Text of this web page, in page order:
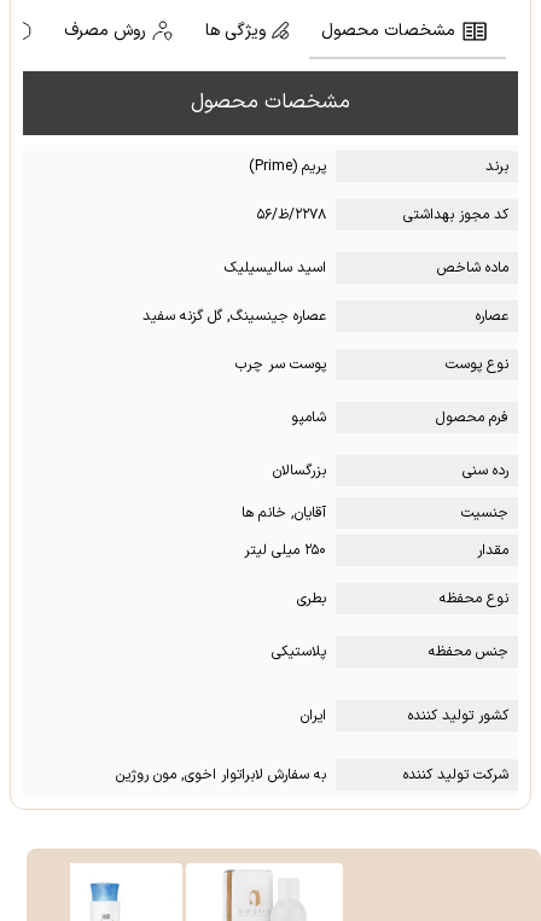
مشخصات محصول ویژگی ها روش مصرف
مشخصات محصول
برند پریم (Prime)
کد مجوز بهداشتی ۲۲۷۸/ظ/۵۶
ماده شاخص اسید سالیسیلیک
عصاره عصاره جینسینگ, گل گزنه سفید
نوع پوست پوست سر چرب
فرم محصول شامپو
رده سنی
بزرگسالان
جنسیت
آقایان, خانم ها
مقدار
۲۵۰ میلی لیتر
نوع محفظه بطری
جنس محفظه پلاستیکی
کشور تولید کننده ایران
شرکت تولید کننده به سفارش لابراتوار اخوی, مون روژین